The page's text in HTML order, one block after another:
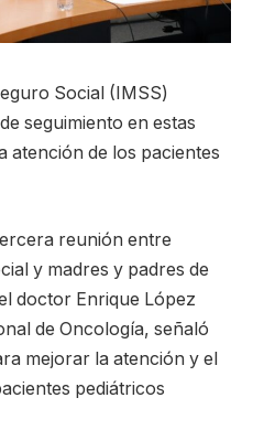
Social (IMSS)
seguimiento en estas
atención de los pacientes
reunión entre
y madres y padres de
doctor Enrique López
de Oncología, señaló
mejorar la atención y el
pediátricos